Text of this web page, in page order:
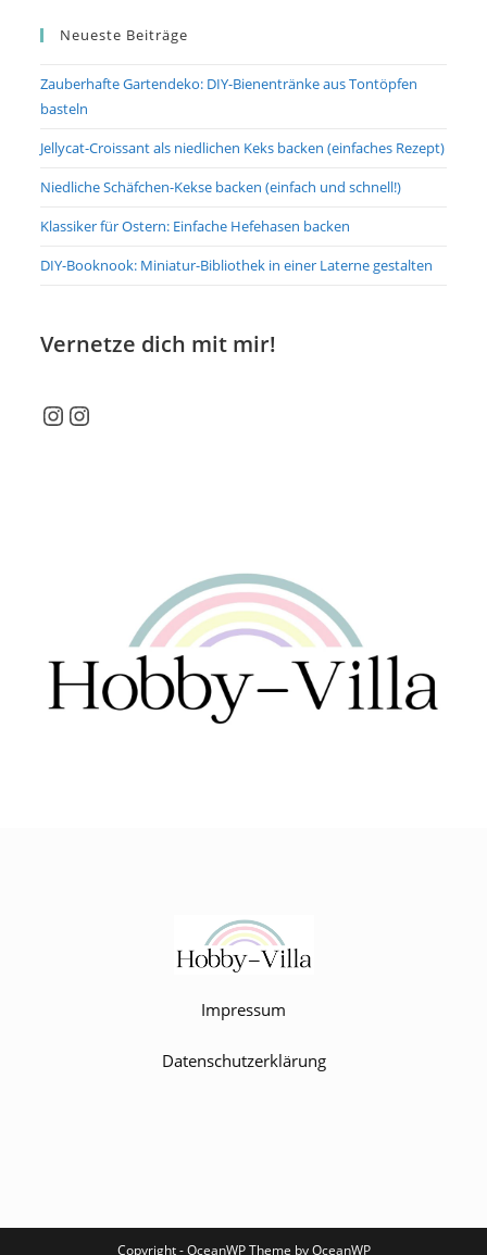
Neueste Beiträge
Zauberhafte Gartendeko: DIY-Bienentränke aus Tontöpfen
basteln
Jellycat-Croissant als niedlichen Keks backen (einfaches Rezept)
Niedliche Schäfchen-Kekse backen (einfach und schnell!)
Klassiker für Ostern: Einfache Hefehasen backen
DIY-Booknook: Miniatur-Bibliothek in einer Laterne gestalten
Vernetze dich mit mir!
Instagram
Instagram
Impressum
Datenschutzerklärung
Copyright - OceanWP Theme by OceanWP